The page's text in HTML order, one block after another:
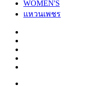
WOMEN'S
แหวนเพชร